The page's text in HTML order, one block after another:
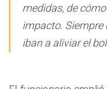
medidas, de
impacto.
iban a aliviar el